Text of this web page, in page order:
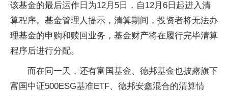
该基金的最后运作日为12月5日，自12月6日起进入清
算程序。基金管理人提示，清算期间，投资者将无法办
理基金的申购和赎回业务，基金财产将在履行完毕清算
程序后进行分配。
而在同一天，还有富国基金、德邦基金也披露旗下
富国中证500ESG基准ETF、德邦安鑫混合的清算情